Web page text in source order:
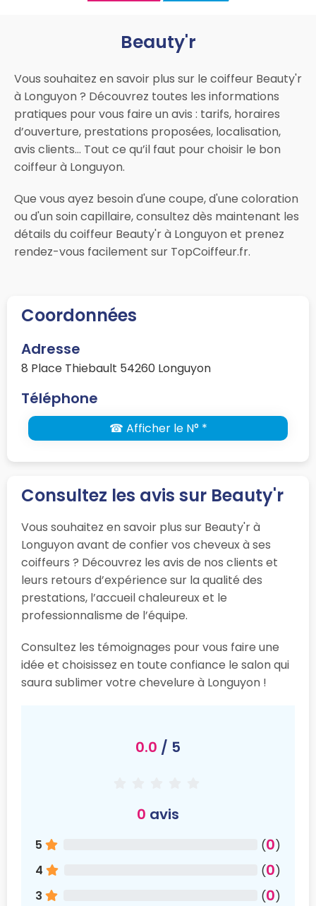
Beauty'r
Vous souhaitez en savoir plus sur le coiffeur Beauty'r
à Longuyon ? Découvrez toutes les informations
pratiques pour vous faire un avis : tarifs, horaires
d’ouverture, prestations proposées, localisation,
avis clients… Tout ce qu’il faut pour choisir le bon
coiffeur à Longuyon.
Que vous ayez besoin d'une coupe, d'une coloration
ou d'un soin capillaire, consultez dès maintenant les
détails du coiffeur Beauty'r à Longuyon et prenez
rendez-vous facilement sur TopCoiffeur.fr.
Coordonnées
Adresse
8 Place Thiebault 54260 Longuyon
Téléphone
☎ Afficher le N° *
Consultez les avis sur Beauty'r
Vous souhaitez en savoir plus sur Beauty'r à
Longuyon avant de confier vos cheveux à ses
coiffeurs ? Découvrez les avis de nos clients et
leurs retours d’expérience sur la qualité des
prestations, l’accueil chaleureux et le
professionnalisme de l’équipe.
Consultez les témoignages pour vous faire une
idée et choisissez en toute confiance le salon qui
saura sublimer votre chevelure à Longuyon !
0.0 / 5
0 avis
5 (0)
4
(0)
3
(0)